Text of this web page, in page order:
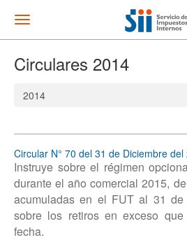
Circulares 2014
2014
Circular N° 70 del 31 de Diciembre del
Instruye sobre el régimen
durante el año comercial 2015,
acumuladas en el FUT al 31
sobre los retiros en exceso
fecha.
Mostrar
menu